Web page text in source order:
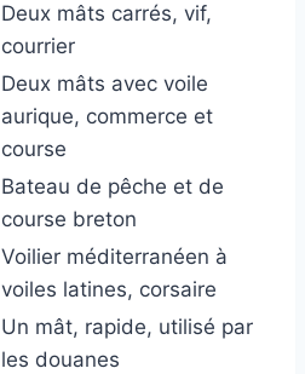
Deux mâts carrés, vif,
courrier
Deux mâts avec voile
aurique, commerce et
course
Bateau de pêche et de
course breton
Voilier méditerranéen à
voiles latines, corsaire
Un mât, rapide, utilisé par
les douanes